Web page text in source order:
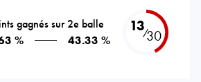
gagnés sur 2e balle
%
43.33 %
13⁄30